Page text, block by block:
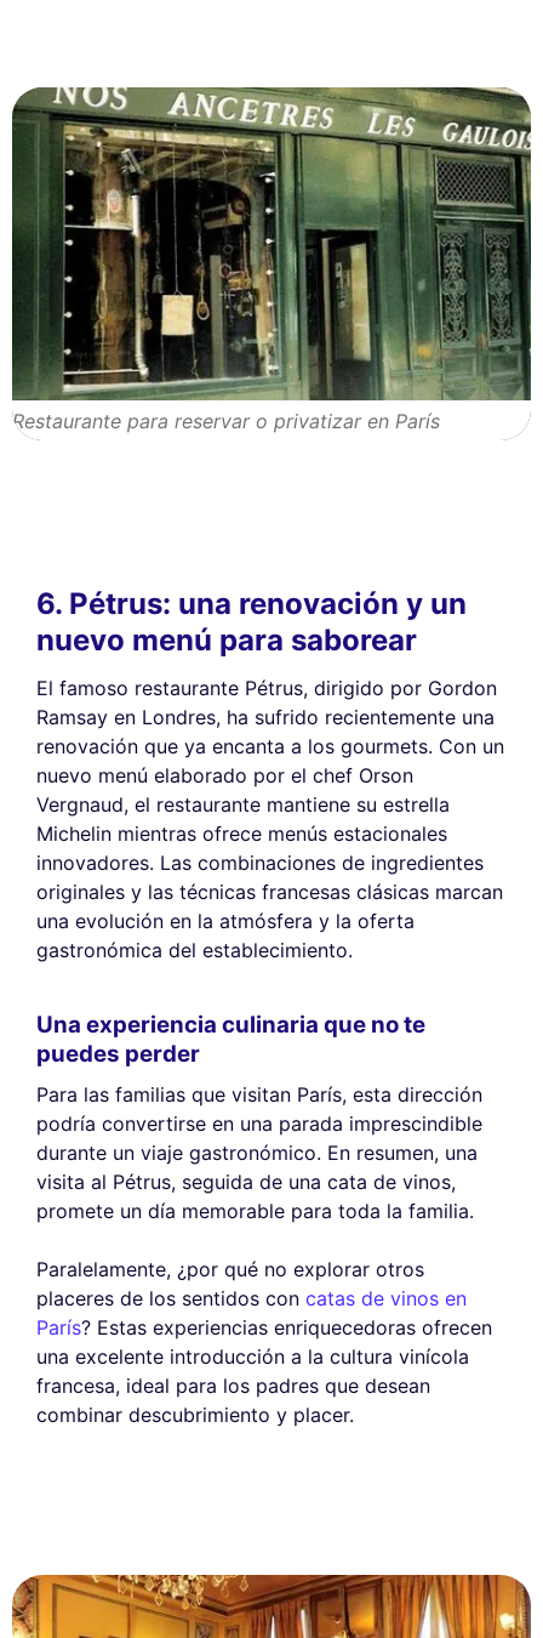
Restaurante para reservar o privatizar en París
6. Pétrus: una renovación y un
nuevo menú para saborear
El famoso restaurante Pétrus, dirigido por Gordon
Ramsay en Londres, ha sufrido recientemente una
renovación que ya encanta a los gourmets. Con un
nuevo menú elaborado por el chef Orson
Vergnaud, el restaurante mantiene su estrella
Michelin mientras ofrece menús estacionales
innovadores. Las combinaciones de ingredientes
originales y las técnicas francesas clásicas marcan
una evolución en la atmósfera y la oferta
gastronómica del establecimiento.
Una experiencia culinaria que no te
puedes perder
Para las familias que visitan París, esta dirección
podría convertirse en una parada imprescindible
durante un viaje gastronómico. En resumen, una
visita al Pétrus, seguida de una cata de vinos,
promete un día memorable para toda la familia.
Paralelamente, ¿por qué no explorar otros
placeres de los sentidos con catas de vinos en
París? Estas experiencias enriquecedoras ofrecen
una excelente introducción a la cultura vinícola
francesa, ideal para los padres que desean
combinar descubrimiento y placer.